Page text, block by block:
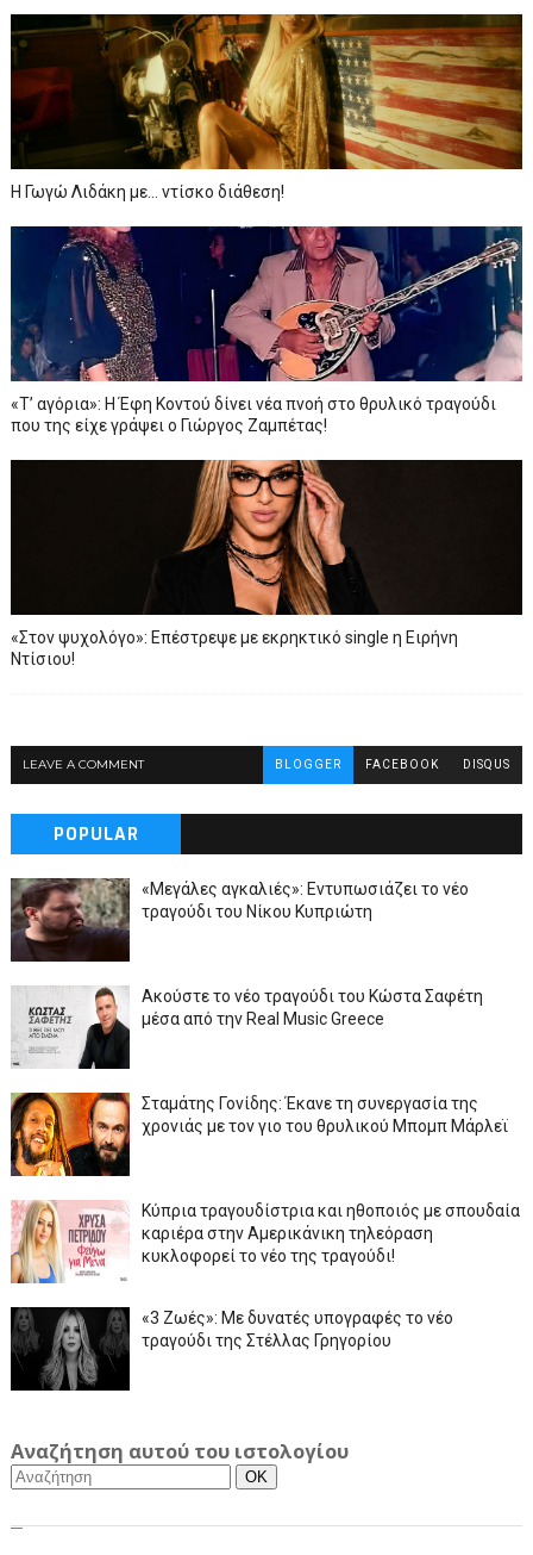
Η Γωγώ Λιδάκη με... ντίσκο διάθεση!
«Τ’ αγόρια»: Η Έφη Κοντού δίνει νέα πνοή στο θρυλικό τραγούδι
που της είχε γράψει ο Γιώργος Ζαμπέτας!
«Στον ψυχολόγο»: Επέστρεψε με εκρηκτικό single η Ειρήνη
Ντίσιου!
LEAVE A COMMENT BLOGGER FACEBOOK DISQUS
POPULAR
«Μεγάλες αγκαλιές»: Εντυπωσιάζει το νέο
τραγούδι του Νίκου Κυπριώτη
Ακούστε το νέο τραγούδι του Κώστα Σαφέτη
μέσα από την Real Music Greece
Σταμάτης Γονίδης: Έκανε τη συνεργασία της
χρονιάς με τον γιο του θρυλικού Μπομπ Μάρλεϊ
Κύπρια τραγουδίστρια και ηθοποιός με σπουδαία
καριέρα στην Αμερικάνικη τηλεόραση
κυκλοφορεί το νέο της τραγούδι!
«3 Ζωές»: Με δυνατές υπογραφές το νέο
τραγούδι της Στέλλας Γρηγορίου
Αναζήτηση αυτού του ιστολογίου